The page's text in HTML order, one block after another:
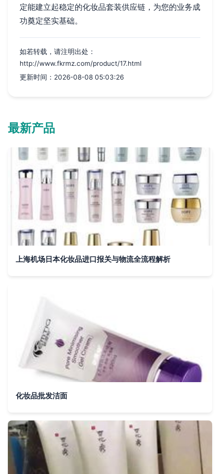
定能建立起稳定的化妆品套装供应链，为您的业务成
功奠定坚实基础。
如若转载，请注明出处：
http://www.fkrmz.com/product/17.html
更新时间：2026-08-08 05:03:26
最新产品
上海机场日本化妆品进口报关与物流全流程解析
化妆品批发洁面